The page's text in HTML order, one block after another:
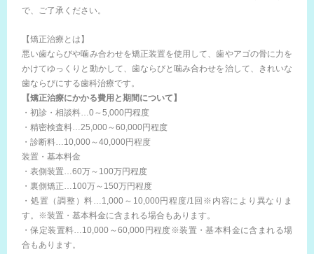
で、ご了承ください。
【矯正治療とは】
悪い歯ならびや噛み合わせを矯正装置を使用して、歯やアゴの骨に力を
かけてゆっくりと動かして、歯ならびと噛み合わせを治して、きれいな
歯ならびにする歯科治療です。
【矯正治療にかかる費用と期間について】
・初診・相談料…0～5,000円程度
・精密検査料…25,000～60,000円程度
・診断料…10,000～40,000円程度
装置・基本料金
・表側装置…60万～100万円程度
・裏側矯正…100万～150万円程度
・処置（調整）料…1,000～10,000円程度/1回※内容により異なりま
す。※装置・基本料金に含まれる場合もあります。
・保定装置料…10,000～60,000円程度※装置・基本料金に含まれる場
合もあります。